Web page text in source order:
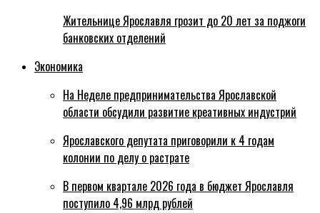
Жительнице Ярославля грозит до 20 лет за поджоги
банковских отделений
Экономика
На Неделе предпринимательства Ярославской
области обсудили развитие креативных индустрий
Ярославского депутата приговорили к 4 годам
колонии по делу о растрате
В первом квартале 2026 года в бюджет Ярославля
поступило 4,96 млрд рублей